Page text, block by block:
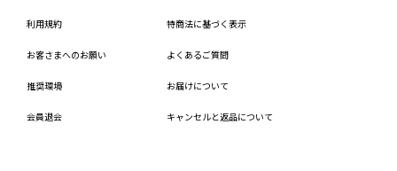
利用規約
お客さまへのお願い
推奨環境
会員退会
特商法に基づく表示
よくあるご質問
お届けについて
キャンセルと返品について